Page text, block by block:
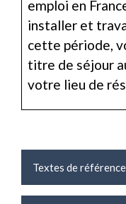
emploi en
installer et
cette période,
titre de séjour
votre lieu de
Textes de référence